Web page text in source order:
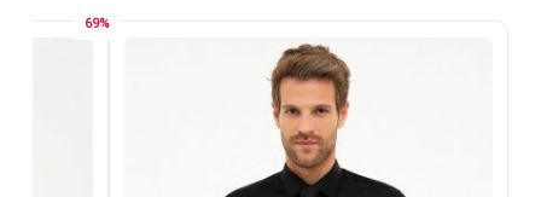
69%